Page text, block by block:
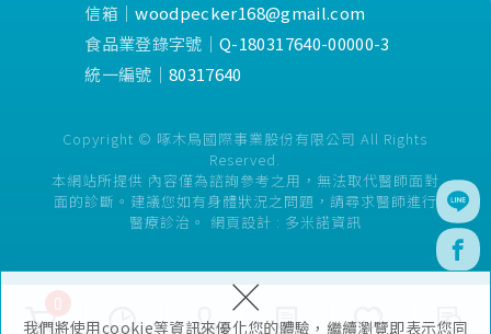
我們將使用cookie等資訊來優化您的體驗，繼續瀏覽即表示您同
×
信箱│woodpecker168@gmail.com
食品業登錄字號│Q-180317640-00000-3
統一編號│80317640
Copyright © 啄木鳥國際事業股份有限公司 All Rights
Reserved.
本網站所提供 內容僅為諮詢參考之用，無法取代醫師面對
面的診斷。建議您如有身體狀況之問題，請尋求醫師進行
醫療診治。 網頁設計 : 多米諾資訊
0